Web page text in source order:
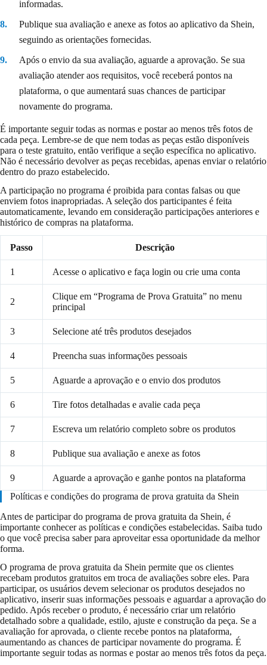
informadas.
Publique sua avaliação e anexe as fotos ao aplicativo da Shein,
seguindo as orientações fornecidas.
Após o envio da sua avaliação, aguarde a aprovação. Se sua
avaliação atender aos requisitos, você receberá pontos na
plataforma, o que aumentará suas chances de participar
novamente do programa.
É importante seguir todas as normas e postar ao menos três fotos de
cada peça. Lembre-se de que nem todas as peças estão disponíveis
para o teste gratuito, então verifique a seção específica no aplicativo.
Não é necessário devolver as peças recebidas, apenas enviar o relatório
dentro do prazo estabelecido.
A participação no programa é proibida para contas falsas ou que
enviem fotos inapropriadas. A seleção dos participantes é feita
automaticamente, levando em consideração participações anteriores e
histórico de compras na plataforma.
Passo Descrição
1 Acesse o aplicativo e faça login ou crie uma conta
2
Clique em “Programa de Prova Gratuita” no menu
principal
3 Selecione até três produtos desejados
4 Preencha suas informações pessoais
5 Aguarde a aprovação e o envio dos produtos
6 Tire fotos detalhadas e avalie cada peça
7 Escreva um relatório completo sobre os produtos
8 Publique sua avaliação e anexe as fotos
9
Aguarde a aprovação e ganhe pontos na plataforma
Políticas e condições do programa de prova gratuita da Shein
Antes de participar do programa de prova gratuita da Shein, é
importante conhecer as políticas e condições estabelecidas. Saiba tudo
o que você precisa saber para aproveitar essa oportunidade da melhor
forma.
O programa de prova gratuita da Shein permite que os clientes
recebam produtos gratuitos em troca de avaliações sobre eles. Para
participar, os usuários devem selecionar os produtos desejados no
aplicativo, inserir suas informações pessoais e aguardar a aprovação do
pedido. Após receber o produto, é necessário criar um relatório
detalhado sobre a qualidade, estilo, ajuste e construção da peça. Se a
avaliação for aprovada, o cliente recebe pontos na plataforma,
aumentando as chances de participar novamente do programa. É
importante seguir todas as normas e postar ao menos três fotos da peça.